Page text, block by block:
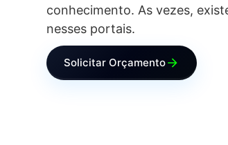
conhecimento. As vezes,
nesses portais.
Solicitar Orçamento